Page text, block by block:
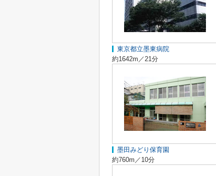
東京都立墨東病院
約1642m／21分
墨田みどり保育園
約760m／10分